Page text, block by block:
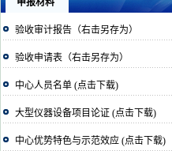
申报材料
验收审计报告（右击另存为）
验收申请表（右击另存为）
中心人员名单 (点击下载)
大型仪器设备项目论证 (点击下载)
中心优势特色与示范效应 (点击下载)